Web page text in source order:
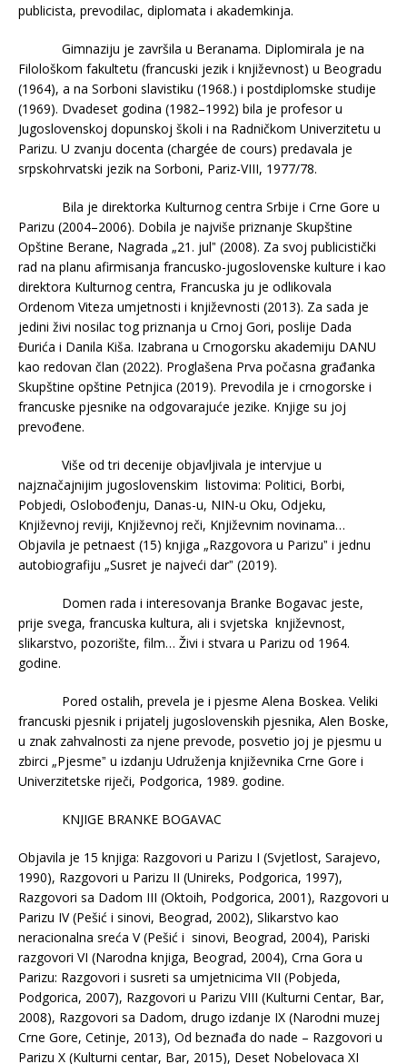
publicista, prevodilac, diplomata i akademkinja.
Gimnaziju je završila u Beranama. Diplomirala je na
Filološkom fakultetu (francuski jezik i književnost) u Beogradu
(1964), a na Sorboni slavistiku (1968.) i postdiplomske studije
(1969). Dvadeset godina (1982–1992) bila je profesor u
Jugoslovenskoj dopunskoj školi i na Radničkom Univerzitetu u
Parizu. U zvanju docenta (chargée de cours) predavala je
srpskohrvatski jezik na Sorboni, Pariz-VIII, 1977/78.
Bila je direktorka Kulturnog centra Srbije i Crne Gore u
Parizu (2004–2006). Dobila je najviše priznanje Skupštine
Opštine Berane, Nagrada „21. julˮ (2008). Za svoj publicistički
rad na planu afirmisanja francusko-jugoslovenske kulture i kao
direktora Kulturnog centra, Francuska ju je odlikovala
Ordenom Viteza umjetnosti i književnosti (2013). Za sada je
jedini živi nosilac tog priznanja u Crnoj Gori, poslije Dada
Đurića i Danila Kiša. Izabrana u Crnogorsku akademiju DANU
kao redovan član (2022). Proglašena Prva počasna građanka
Skupštine opštine Petnjica (2019). Prevodila je i crnogorske i
francuske pjesnike na odgovarajuće jezike. Knjige su joj
prevođene.
Više od tri decenije objavljivala je intervjue u
najznačajnijim jugoslovenskim listovima: Politici, Borbi,
Pobjedi, Oslobođenju, Danas-u, NIN-u Oku, Odjeku,
Književnoj reviji, Književnoj reči, Književnim novinama…
Objavila je petnaest (15) knjiga „Razgovora u Parizuˮ i jednu
autobiografiju „Susret je najveći darˮ (2019).
Domen rada i interesovanja Branke Bogavac jeste,
prije svega, francuska kultura, ali i svjetska književnost,
slikarstvo, pozorište, film… Živi i stvara u Parizu od 1964.
godine.
Pored ostalih, prevela je i pjesme Alena Boskea. Veliki
francuski pjesnik i prijatelj jugoslovenskih pjesnika, Alen Boske,
u znak zahvalnosti za njene prevode, posvetio joj je pjesmu u
zbirci „Pjesmeˮ u izdanju Udruženja književnika Crne Gore i
Univerzitetske riječi, Podgorica, 1989. godine.
KNJIGE BRANKE BOGAVAC
Objavila je 15 knjiga: Razgovori u Parizu I (Svjetlost, Sarajevo,
1990), Razgovori u Parizu II (Unireks, Podgorica, 1997),
Razgovori sa Dadom III (Oktoih, Podgorica, 2001), Razgovori u
Parizu IV (Pešić i sinovi, Beograd, 2002), Slikarstvo kao
neracionalna sreća V (Pešić i sinovi, Beograd, 2004), Pariski
razgovori VI (Narodna knjiga, Beograd, 2004), Crna Gora u
Parizu: Razgovori i susreti sa umjetnicima VII (Pobjeda,
Podgorica, 2007), Razgovori u Parizu VIII (Kulturni Centar, Bar,
2008), Razgovori sa Dadom, drugo izdanje IX (Narodni muzej
Crne Gore, Cetinje, 2013), Od beznađa do nade – Razgovori u
Parizu X (Kulturni centar, Bar, 2015), Deset Nobelovaca XI